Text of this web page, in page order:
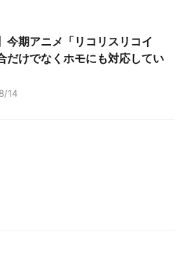
今期アニメ「リコリスリコイ
だけでなくホモにも対応してい
14